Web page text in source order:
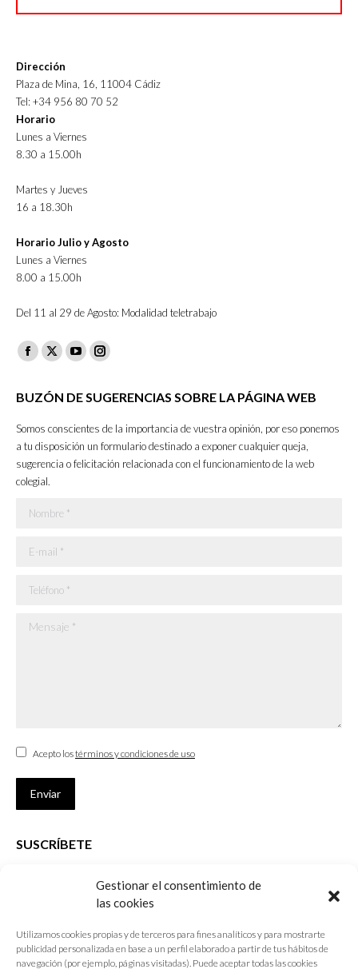
Gestionar el consentimiento de
las cookies
Utilizamos cookies propias y de terceros para fines analíticos y para mostrarte
publicidad personalizada en base a un perfil elaborado a partir de tus hábitos de
navegación (por ejemplo, páginas visitadas). Puede aceptar todas las cookies
Dirección
Plaza de Mina, 16, 11004 Cádiz
Tel: +34 956 80 70 52
Horario
Lunes a Viernes
8.30 a 15.00h
Martes y Jueves
16 a 18.30h
Horario Julio y Agosto
Lunes a Viernes
8.00 a 15.00h
Del 11 al 29 de Agosto: Modalidad teletrabajo
Facebook
opens
new
window
X
opens
new
window
YouTube
opens
new
window
Instagram
opens
in
new
window
BUZÓN DE SUGERENCIAS SOBRE LA PÁGINA WEB
Somos conscientes de la importancia de vuestra opinión, por eso ponemos
a tu disposición un formulario destinado a exponer cualquier queja,
sugerencia o felicitación relacionada con el funcionamiento de la web
colegial.
Nombre *
E-mail *
Teléfono *
Mensaje *
Acepto lostérminos y condiciones de uso
Enviar
SUSCRÍBETE
que desarrolla el Colegio de Arquitectos de Cádiz
E-mail *